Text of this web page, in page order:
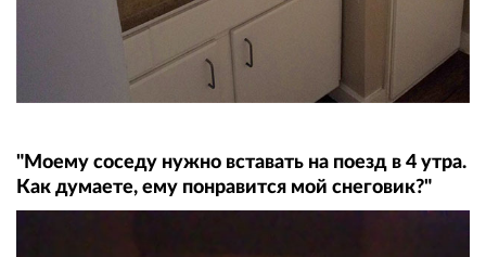
"Моему соседу нужно вставать на поезд в 4 утра.
Как думаете, ему понравится мой снеговик?"